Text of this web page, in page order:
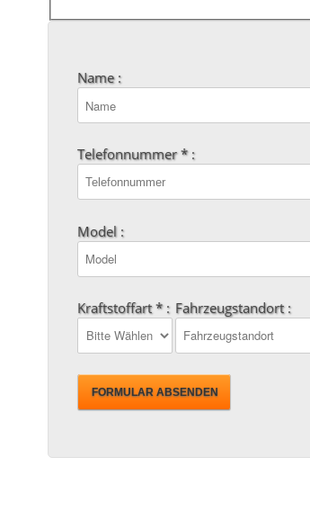
Name :
Telefonnummer * :
Model :
Kraftstoffart * : Fahrzeugstandort :